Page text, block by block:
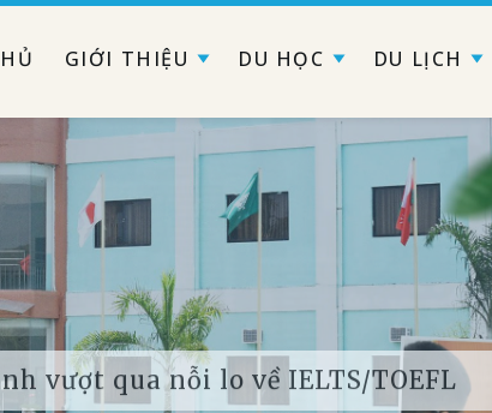
GIỚI THIỆU DU HỌC DU LỊCH
vượt qua nỗi lo về IELTS/TOEFL